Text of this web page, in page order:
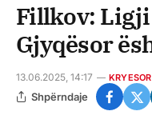
Fillkov:
Gjyqësor
13.06.2025, 14:17
Shpërndaje